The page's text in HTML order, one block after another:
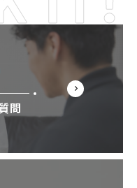
問